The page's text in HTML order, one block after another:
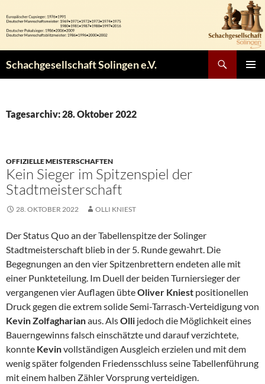
Inhalt
springen
Schachgesellschaft Solingen e.V.
Tagesarchiv: 28. Oktober 2022
OFFIZIELLE MEISTERSCHAFTEN
Kein Sieger im Spitzenspiel der
Stadtmeisterschaft
28. OKTOBER 2022 OLLI KNIEST
Der Status Quo an der Tabellenspitze der Solinger
Stadtmeisterschaft blieb in der 5. Runde gewahrt. Die
Begegnungen an den vier Spitzenbrettern endeten alle mit
einer Punkteteilung. Im Duell der beiden Turniersieger der
vergangenen vier Auflagen übteOliver Kniest positionellen
Druck gegen die extrem solide Semi-Tarrasch-Verteidigung von
Kevin Zolfagharianaus. AlsOlli jedoch die Möglichkeit eines
Bauerngewinns falsch einschätzte und darauf verzichtete,
konnte Kevinvollständigen Ausgleich erzielen und mit dem
wenig später folgenden Friedensschluss seine Tabellenführung
mit einem halben Zähler Vorsprung verteidigen.